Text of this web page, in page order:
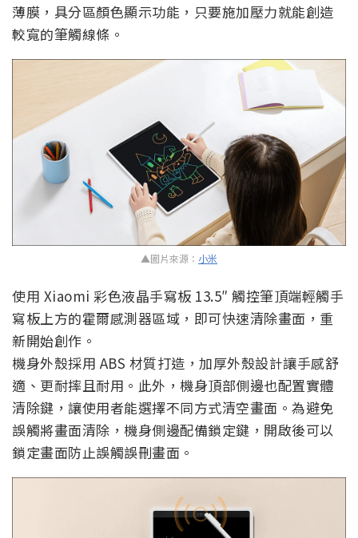
薄膜，具分區顏色顯示功能，只要施加壓力就能創造
較寬的筆觸線條。
▲圖片來源： 小米
使用 Xiaomi 彩色液晶手寫板 13.5″ 觸控筆頂端輕觸手
寫板上方的霍爾感測器區域，即可快速清除畫面，重
新開始創作。
機身外殼採用 ABS 材質打造，加厚外殼設計讓手感舒
適、更耐摔且耐用。此外，機身頂部側邊也配置實體
清除鍵，讓使用者能選擇不同方式清空畫面。為避免
誤觸將畫面清除，機身側邊配備鎖定鍵，開啟後可以
鎖定畫面防止誤觸誤刪畫面。